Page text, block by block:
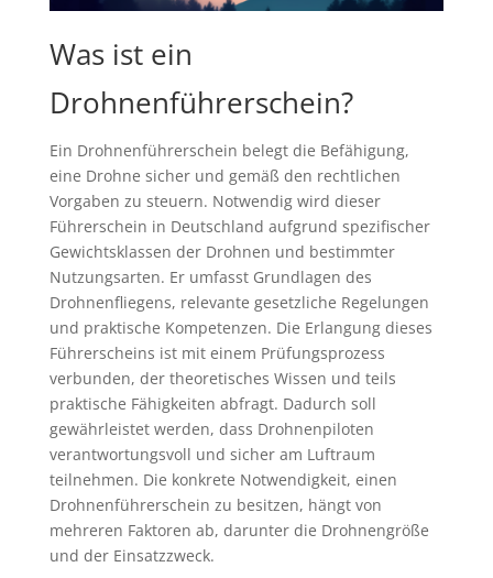
Was ist ein
Drohnenführerschein?
Ein Drohnenführerschein belegt die Befähigung,
eine Drohne sicher und gemäß den rechtlichen
Vorgaben zu steuern. Notwendig wird dieser
Führerschein in Deutschland aufgrund spezifischer
Gewichtsklassen der Drohnen und bestimmter
Nutzungsarten. Er umfasst Grundlagen des
Drohnenfliegens, relevante gesetzliche Regelungen
und praktische Kompetenzen. Die Erlangung dieses
Führerscheins ist mit einem Prüfungsprozess
verbunden, der theoretisches Wissen und teils
praktische Fähigkeiten abfragt. Dadurch soll
gewährleistet werden, dass Drohnenpiloten
verantwortungsvoll und sicher am Luftraum
teilnehmen. Die konkrete Notwendigkeit, einen
Drohnenführerschein zu besitzen, hängt von
mehreren Faktoren ab, darunter die Drohnengröße
und der Einsatzzweck.